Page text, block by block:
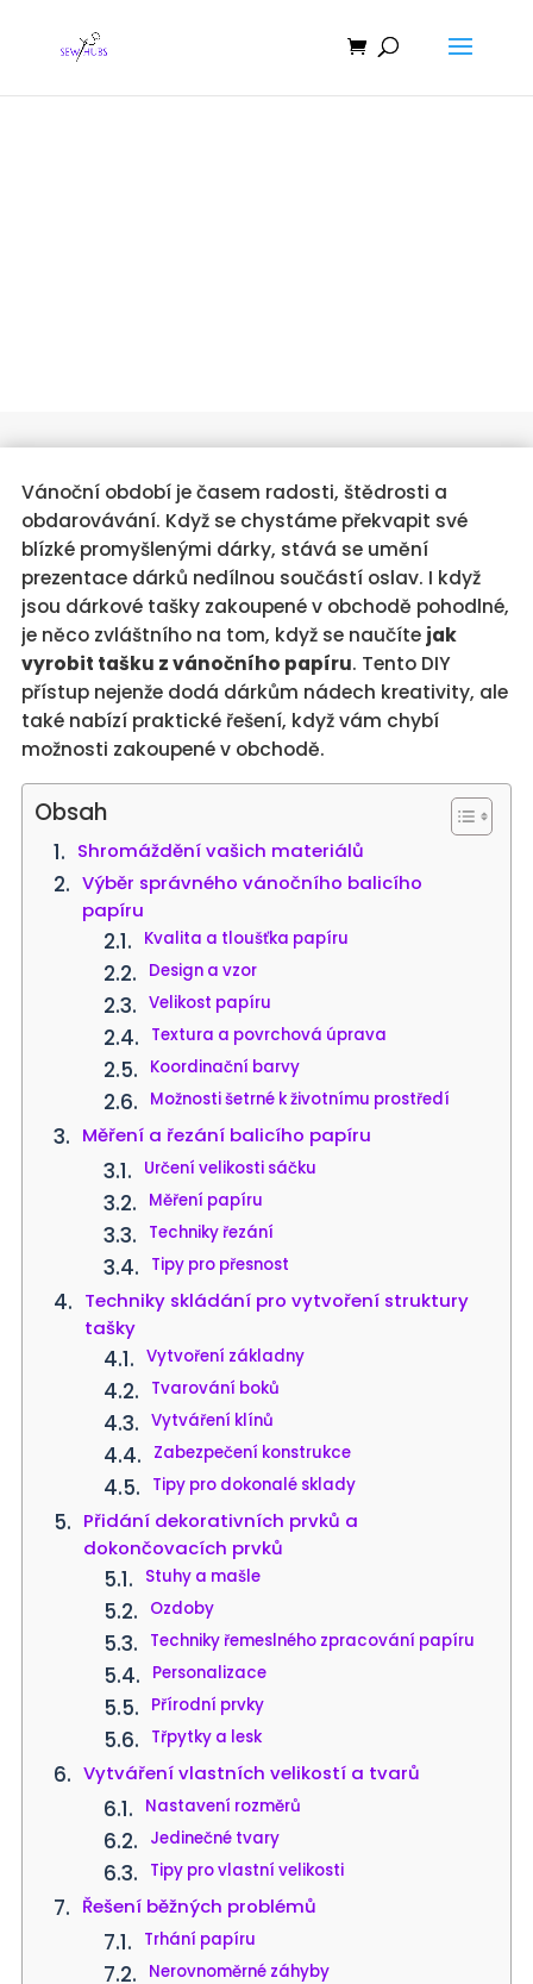
Vánoční období je časem radosti, štědrosti a
obdarovávání. Když se chystáme překvapit své
blízké promyšlenými dárky, stává se umění
prezentace dárků nedílnou součástí oslav. I když
jsou dárkové tašky zakoupené v obchodě pohodlné,
je něco zvláštního na tom, když se naučíte jak
vyrobit tašku z vánočního papíru. Tento DIY
přístup nejenže dodá dárkům nádech kreativity, ale
také nabízí praktické řešení, když vám chybí
možnosti zakoupené v obchodě.
Obsah
Shromáždění vašich materiálů
Výběr správného vánočního balicího
papíru
Kvalita a tloušťka papíru
Design a vzor
Velikost papíru
Textura a povrchová úprava
Koordinační barvy
Možnosti šetrné k životnímu prostředí
Měření a řezání balicího papíru
Určení velikosti sáčku
Měření papíru
Techniky řezání
Tipy pro přesnost
Techniky skládání pro vytvoření struktury
tašky
Vytvoření základny
Tvarování boků
Vytváření klínů
Zabezpečení konstrukce
Tipy pro dokonalé sklady
Přidání dekorativních prvků a
dokončovacích prvků
Stuhy a mašle
Ozdoby
Techniky řemeslného zpracování papíru
Personalizace
Přírodní prvky
Třpytky a lesk
Vytváření vlastních velikostí a tvarů
Nastavení rozměrů
Jedinečné tvary
Tipy pro vlastní velikosti
Řešení běžných problémů
Trhání papíru
Nerovnoměrné záhyby